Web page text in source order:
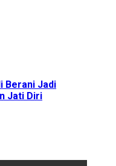
Berani Jadi
Jati Diri